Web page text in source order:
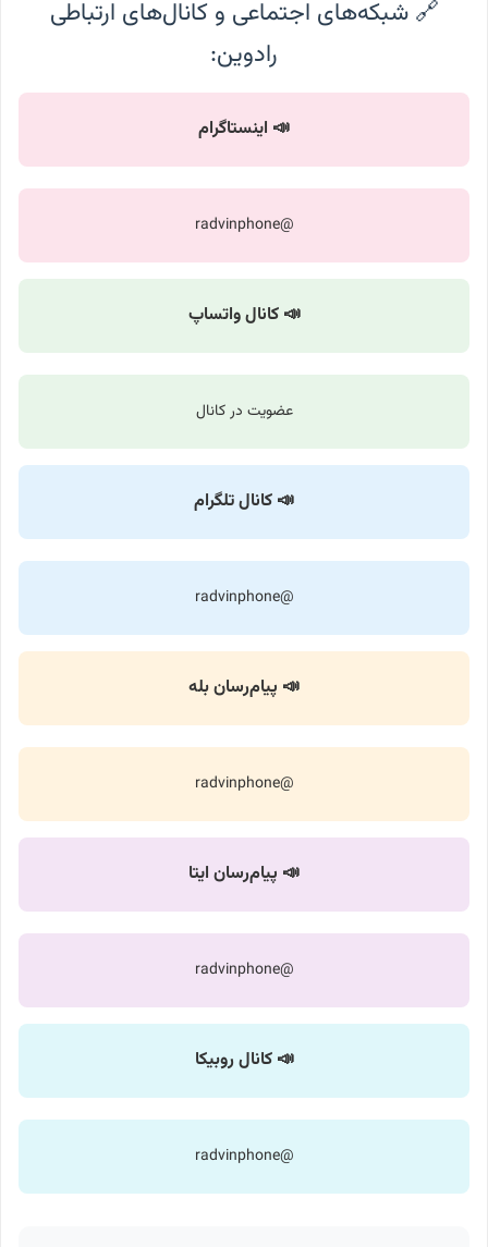
🔗 شبکه‌های اجتماعی و کانال‌های ارتباطی
رادوین:
📣 اینستاگرام
@radvinphone
📣 کانال واتساپ
عضویت در کانال
📣 کانال تلگرام
@radvinphone
📣 پیام‌رسان بله
@radvinphone
📣 پیام‌رسان ایتا
@radvinphone
📣 کانال روبیکا
@radvinphone